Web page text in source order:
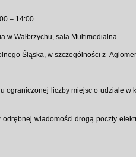
– 14:00
w Wałbrzychu, sala Multimedialna
Śląska, w szczególności z
ograniczonej liczby miejsc o udziale w
odrębnej wiadomości drogą poczty